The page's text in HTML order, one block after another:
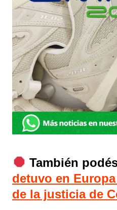
También
detuvo en
de la justicia de